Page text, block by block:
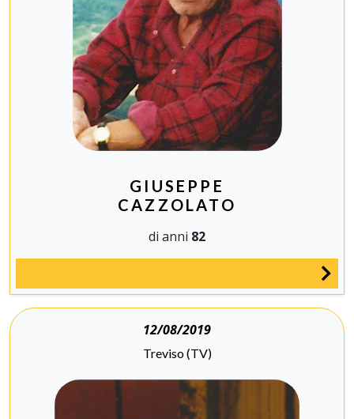
GIUSEPPE
CAZZOLATO
di anni 82
12/08/2019
Treviso (TV)